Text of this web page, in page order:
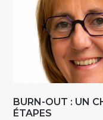
BURN-OUT : UN
ÉTAPES